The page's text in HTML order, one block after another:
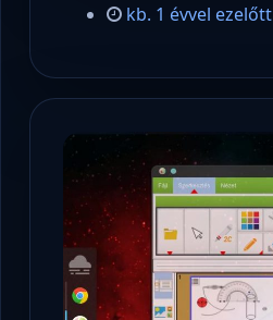
kb. 1 évvel ezelőtt